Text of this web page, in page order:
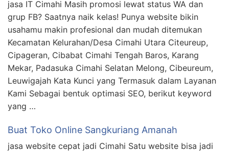
jasa IT Cimahi Masih promosi lewat status WA dan
grup FB? Saatnya naik kelas! Punya website bikin
usahamu makin profesional dan mudah ditemukan
Kecamatan Kelurahan/Desa Cimahi Utara Citeureup,
Cipageran, Cibabat Cimahi Tengah Baros, Karang
Mekar, Padasuka Cimahi Selatan Melong, Cibeureum,
Leuwigajah Kata Kunci yang Termasuk dalam Layanan
Kami Sebagai bentuk optimasi SEO, berikut keyword
yang …
Buat Toko Online Sangkuriang Amanah
jasa website cepat jadi Cimahi Satu website bisa jadi